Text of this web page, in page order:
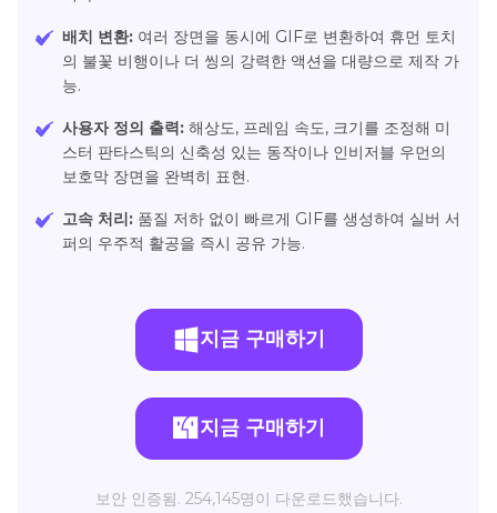
배치 변환: 여러 장면을 동시에 GIF로 변환하여 휴먼 토치
의 불꽃 비행이나 더 씽의 강력한 액션을 대량으로 제작 가
능.
사용자 정의 출력: 해상도, 프레임 속도, 크기를 조정해 미
스터 판타스틱의 신축성 있는 동작이나 인비저블 우먼의
보호막 장면을 완벽히 표현.
고속 처리: 품질 저하 없이 빠르게 GIF를 생성하여 실버 서
퍼의 우주적 활공을 즉시 공유 가능.
지금 구매하기
지금 구매하기
보안 인증됨. 254,145명이 다운로드했습니다.